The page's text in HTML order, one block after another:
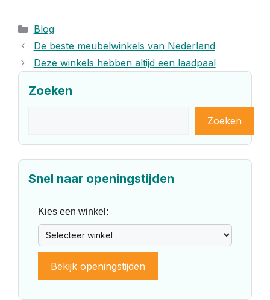
Categorieën
Blog
De beste meubelwinkels van Nederland
Deze winkels hebben altijd een laadpaal
Zoeken
Zoeken
Snel naar openingstijden
Kies een winkel:
Bekijk openingstijden